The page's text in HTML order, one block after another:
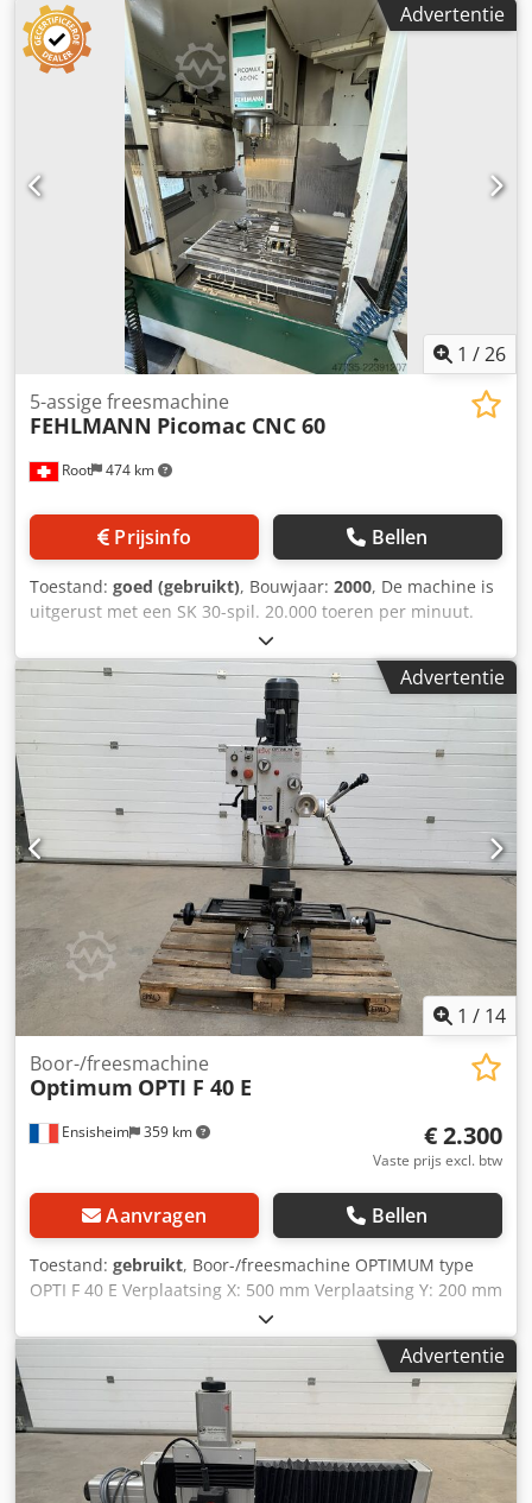
Spindel: CM4 Spindeluitsteek: 120 mm Spindelsnelheid:
van 75 tot 2500 toeren per minuut Tafelafmeting: 800 x 240
mm Kantelbare kop Schaal voor 3 assen Elektronische
snelheidsregelaar Automatische verticale beweging van de
kop Automatische verplaatsing X-as Handmatige
verplaatsing Y-as Wordt geleverd met veel accessoires:
boorkoppen, spanhouder, enz. (zie foto's) Dsdpfxozqtc Re
Ahhock Spanning: 380 V Lengte: 1400 mm Diepte: 1200 mm
Hoogte: 2000 mm Gewicht: ca. 500 kg
Advertentie
1 /26
Root 474 km
5-assige freesmachine
FEHLMANN Picomac CNC 60
Prijsinfo Bellen
Toestand: goed (gebruikt), Bouwjaar: 2000, De machine is
uitgerust met een SK 30-spil. 20.000 toeren per minuut.
Djdeznmqiopfx Ahhock De op de afbeelding weergegeven
onderdelen worden niet meegeleverd.
Advertentie
1 / 14
Ensisheim 359 km
Boor-/freesmachine
Optimum OPTI F 40 E
€ 2.300
Vaste prijs excl. btw
Aanvragen Bellen
Toestand: gebruikt, Boor-/freesmachine OPTIMUM type
OPTI F 40 E Verplaatsing X: 500 mm Verplaatsing Y: 200 mm
Spindel: Ø 80 mm Conus CM3 Spindeluitgang: 120 mm
Spindeltoerental: van 95 tot 3200 tpm Tafelafmetingen:
Lengte 730 mm x Breedte 210 mm Motor met 2 snelheden
Motorvermogen: 1,5 kW Dedpozmx Nbsfx Ahheck Rechte
kop Kruistafel Handmatige afstelling Uitgerust met: 1
draaiklem Spanning: 380 V Afmetingen (L x B x H): 1200 x
900 x 1400 mm Gewicht: ca. 350 kg
Advertentie